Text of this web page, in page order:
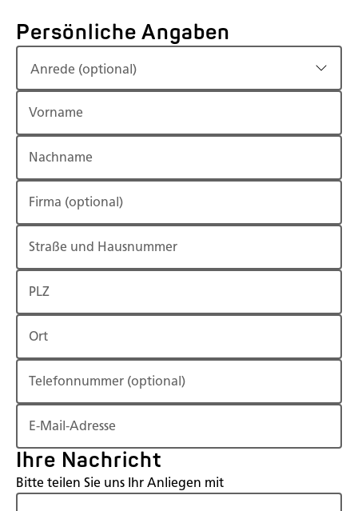
Persönliche Angaben
Anrede (optional)
Vorname
Nachname
Firma (optional)
Straße und Hausnummer
PLZ
Ort
Telefonnummer (optional)
E-Mail-Adresse
Ihre Nachricht
Bitte teilen Sie uns Ihr Anliegen mit